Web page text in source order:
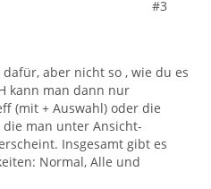
#3
aber nicht so , wie du es
kann man dann nur
(mit + Auswahl) oder die
man unter Ansicht-
Insgesamt gibt es
Normal, Alle und